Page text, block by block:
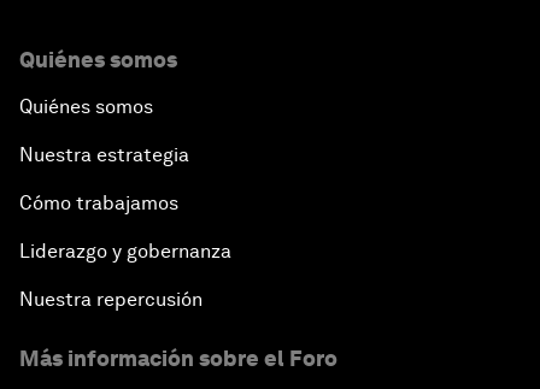
Quiénes somos
Quiénes somos
Nuestra estrategia
Cómo trabajamos
Liderazgo y gobernanza
Nuestra repercusión
Más información sobre el Foro